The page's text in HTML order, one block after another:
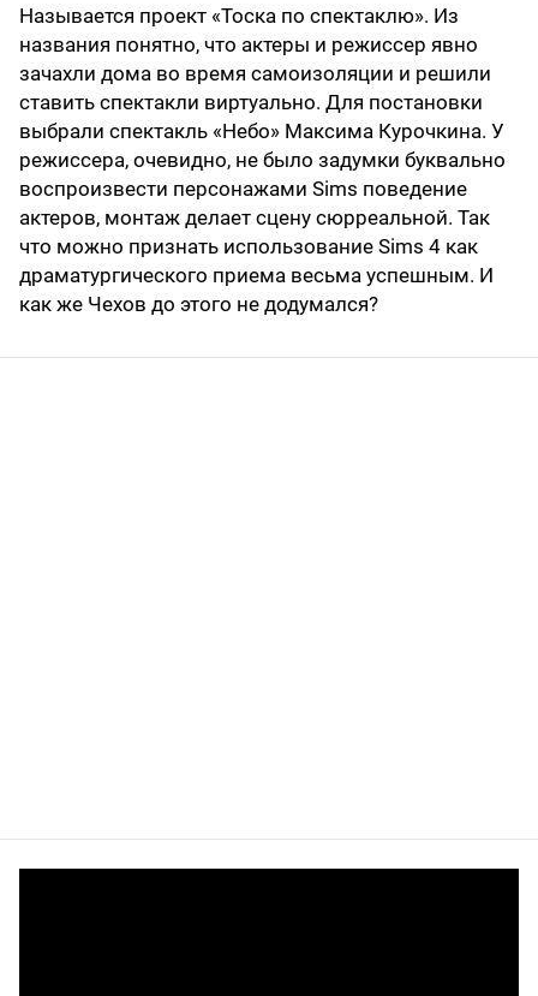
Называется проект «Тоска по спектаклю». Из
названия понятно, что актеры и режиссер явно
зачахли дома во время самоизоляции и решили
ставить спектакли виртуально. Для постановки
выбрали спектакль «Небо» Максима Курочкина. У
режиссера, очевидно, не было задумки буквально
воспроизвести персонажами Sims поведение
актеров, монтаж делает сцену сюрреальной. Так
что можно признать использование Sims 4 как
драматургического приема весьма успешным. И
как же Чехов до этого не додумался?